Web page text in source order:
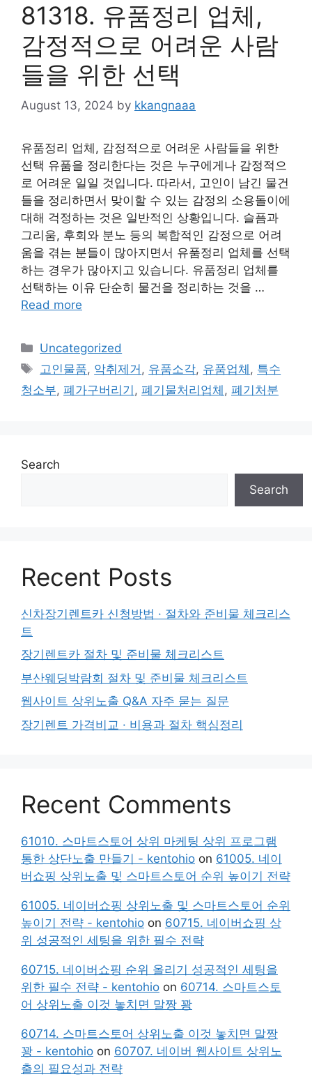
81318. 유품정리 업체,
감정적으로 어려운 사람
들을 위한 선택
August 13, 2024 by kkangnaaa
유품정리 업체, 감정적으로 어려운 사람들을 위한
선택 유품을 정리한다는 것은 누구에게나 감정적으
로 어려운 일일 것입니다. 따라서, 고인이 남긴 물건
들을 정리하면서 맞이할 수 있는 감정의 소용돌이에
대해 걱정하는 것은 일반적인 상황입니다. 슬픔과
그리움, 후회와 분노 등의 복합적인 감정으로 어려
움을 겪는 분들이 많아지면서 유품정리 업체를 선택
하는 경우가 많아지고 있습니다. 유품정리 업체를
선택하는 이유 단순히 물건을 정리하는 것을 …
Read more
Categories
Uncategorized
Tags
고인물품, 악취제거 , 유품소각, 유품업체 , 특수
청소부, 폐가구버리기 , 폐기물처리업체 , 폐기처분
Search
Search
Recent Posts
신차장기렌트카 신청방법 · 절차와 준비물 체크리스
트
장기렌트카 절차 및 준비물 체크리스트
부산웨딩박람회 절차 및 준비물 체크리스트
웹사이트 상위노출 Q&A 자주 묻는 질문
장기렌트 가격비교 · 비용과 절차 핵심정리
Recent Comments
61010. 스마트스토어 상위 마케팅 상위 프로그램
통한 상단노출 만들기 - kentohio on 61005. 네이
버쇼핑 상위노출 및 스마트스토어 순위 높이기 전략
61005. 네이버쇼핑 상위노출 및 스마트스토어 순위
높이기 전략 - kentohio on 60715. 네이버쇼핑 상
위 성공적인 세팅을 위한 필수 전략
60715. 네이버쇼핑 순위 올리기 성공적인 세팅을
위한 필수 전략 - kentohio on 60714. 스마트스토
어 상위노출 이것 놓치면 말짱 꽝
60714. 스마트스토어 상위노출 이것 놓치면 말짱
꽝 - kentohio on 60707. 네이버 웹사이트 상위노
출의 필요성과 전략